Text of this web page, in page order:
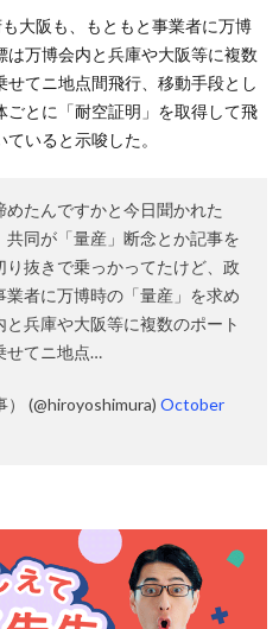
大阪も、もともと事業者に万博
万博会内と兵庫や大阪等に複数
てニ地点間飛行、移動手段とし
とに「耐空証明」を取得して飛
いると示唆した。
たんですかと今日聞かれた
同が「量産」断念とか記事を
抜きで乗っかってたけど、政
者に万博時の「量産」を求め
兵庫や大阪等に複数のポート
せてニ地点…
(@hiroyoshimura) October